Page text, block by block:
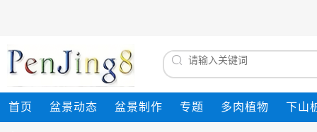
首页 盆景动态 盆景制作 专题 多肉植物 下山